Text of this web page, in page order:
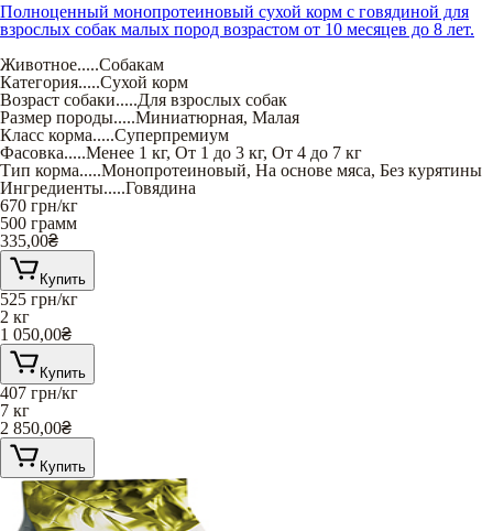
Полноценный монопротеиновый сухой корм с говядиной для
взрослых собак малых пород возрастом от 10 месяцев до 8 лет.
Животное.....Собакам
Категория.....Сухой корм
Возраст собаки.....Для взрослых собак
Размер породы.....Миниатюрная, Малая
Класс корма.....Суперпремиум
Фасовка.....Менее 1 кг, От 1 до 3 кг, От 4 до 7 кг
Тип корма.....Монопротеиновый, На основе мяса, Без курятины
Ингредиенты.....Говядина
670 грн/кг
500 грамм
335,00₴
Купить
525 грн/кг
2 кг
1 050,00₴
Купить
407 грн/кг
7 кг
2 850,00₴
Купить